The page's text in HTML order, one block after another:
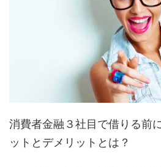
消費者金融３社目で借りる前
ットとデメリットとは？